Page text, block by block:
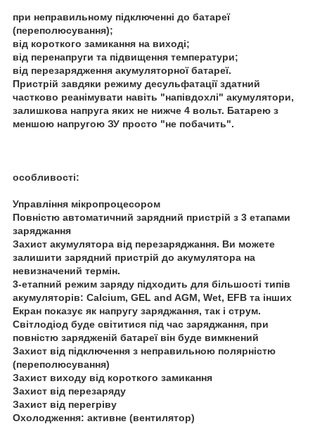
при неправильному підключенні до батареї
(переполюсування);
від короткого замикання на виході;
від перенапруги та підвищення температури;
від перезарядження акумуляторної батареї.
Пристрій завдяки режиму десульфатації здатний
частково реанімувати навіть "напівдохлі" акумулятори,
залишкова напруга яких не нижче 4 вольт. Батарею з
меншою напругою ЗУ просто "не побачить".
особливості:
Управління мікропроцесором
Повністю автоматичний зарядний пристрій з 3 етапами
заряджання
Захист акумулятора від перезаряджання. Ви можете
залишити зарядний пристрій до акумулятора на
невизначений термін.
3-етапний режим заряду підходить для більшості типів
акумуляторів: Calcium, GEL and AGM, Wet, EFB та інших
Екран показує як напругу заряджання, так і струм.
Світлодіод буде світитися під час заряджання, при
повністю зарядженій батареї він буде вимкнений
Захист від підключення з неправильною полярністю
(переполюсування)
Захист виходу від короткого замикання
Захист від перезаряду
Захист від перегріву
Охолодження: активне (вентилятор)